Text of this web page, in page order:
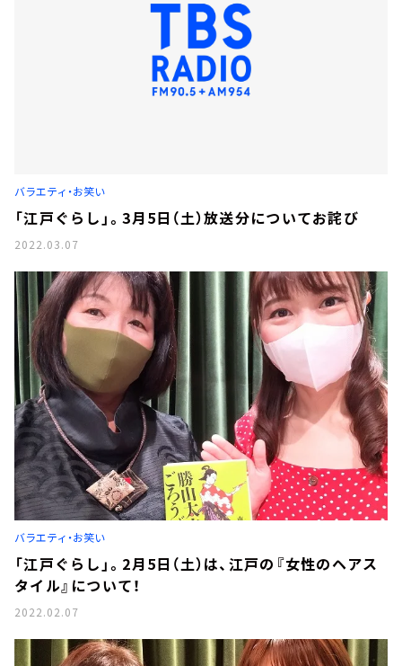
バラエティ・お笑い
「江戸ぐらし」。3月5日（土）放送分についてお詫び
2022.03.07
バラエティ・お笑い
「江戸ぐらし」。2月5日（土）は、江戸の『女性のヘアス
タイル』について！
2022.02.07